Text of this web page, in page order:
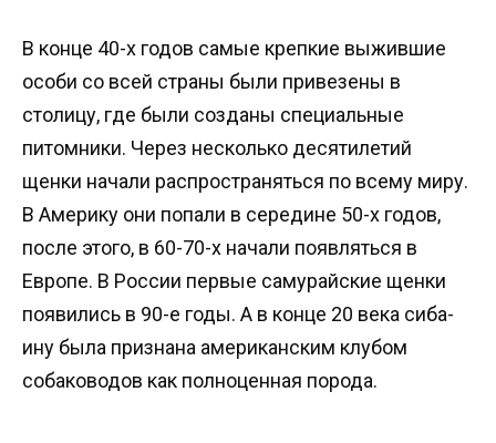
В конце 40-х годов самые крепкие выжившие
особи со всей страны были привезены в
столицу, где были созданы специальные
питомники. Через несколько десятилетий
щенки начали распространяться по всему миру.
В Америку они попали в середине 50-х годов,
после этого, в 60-70-х начали появляться в
Европе. В России первые самурайские щенки
появились в 90-е годы. А в конце 20 века сиба-
ину была признана американским клубом
собаководов как полноценная порода.